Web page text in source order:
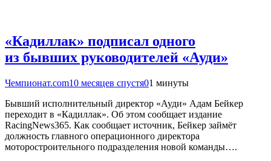
«Кадиллак» подписал одного
из бывших руководителей «Ауди»
Чемпионат.com10 месяцев спустя01 минуты
Бывший исполнительный директор «Ауди» Адам Бейкер
переходит в «Кадиллак». Об этом сообщает издание
RacingNews365. Как сообщает источник, Бейкер займёт
должность главного операционного директора
моторостроительного подразделения новой команды….